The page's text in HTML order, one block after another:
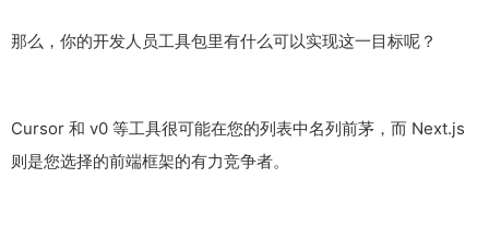
那么，你的开发人员工具包里有什么可以实现这一目标呢？
Cursor 和 v0 等工具很可能在您的列表中名列前茅，而 Next.js
则是您选择的前端框架的有力竞争者。